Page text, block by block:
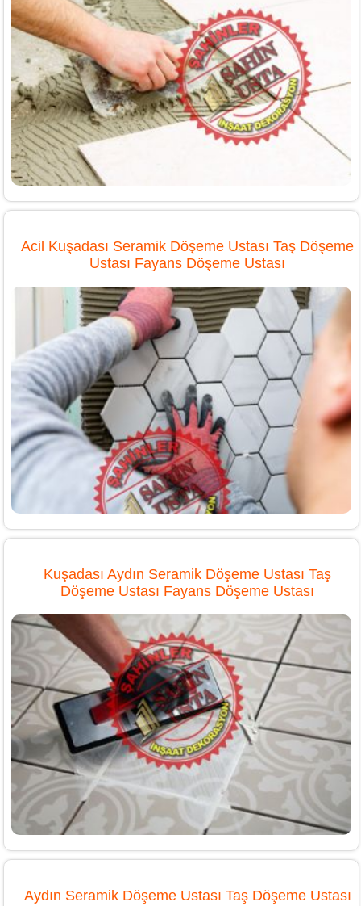
Acil Kuşadası Seramik Döşeme Ustası Taş Döşeme
Ustası Fayans Döşeme Ustası
Kuşadası Aydın Seramik Döşeme Ustası Taş
Döşeme Ustası Fayans Döşeme Ustası
Aydın Seramik Döşeme Ustası Taş Döşeme Ustası